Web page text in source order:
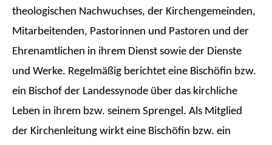
theologischen Nachwuchses, der Kirchengemeinden,
Mitarbeitenden, Pastorinnen und Pastoren und der
Ehrenamtlichen in ihrem Dienst sowie der Dienste
und Werke. Regelmäßig berichtet eine Bischöfin bzw.
ein Bischof der Landessynode über das kirchliche
Leben in ihrem bzw. seinem Sprengel. Als Mitglied
der Kirchenleitung wirkt eine Bischöfin bzw. ein